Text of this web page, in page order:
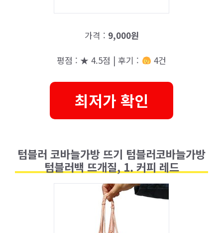
가격 : 9,000원
평점 : ★ 4.5점 | 후기 : 4건
최저가 확인
텀블러 코바늘가방 뜨기 텀블러코바늘가방
텀블러백 뜨개질, 1. 커피 레드